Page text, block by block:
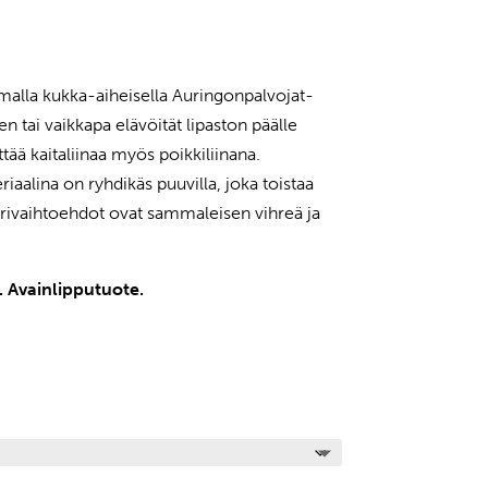
kukka-aiheisella Auringonpalvojat-
tai vaikkapa elävöität lipaston päälle
kaitaliinaa myös poikkiliinana.
on ryhdikäs puuvilla, joka toistaa
ovat sammaleisen vihreä ja
Avainlipputuote.